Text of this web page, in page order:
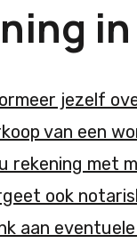
jezelf
van een
rekening met
ook
aan